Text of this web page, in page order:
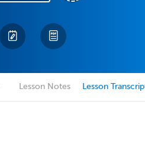
Lesson Notes Lesson